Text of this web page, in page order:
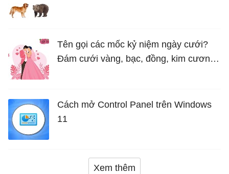
Tên gọi các mốc kỷ niệm ngày cưới?
Đám cưới vàng, bạc, đồng, kim cương
Cách mở Control Panel trên Windows
11
Xem thêm